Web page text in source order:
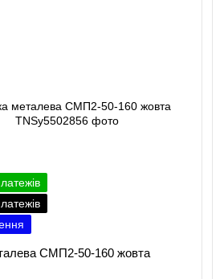
СМП2-50-160 жовта